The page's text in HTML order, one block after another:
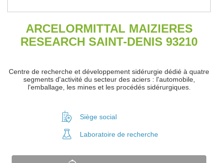
ARCELORMITTAL MAIZIERES
RESEARCH SAINT-DENIS 93210
Centre de recherche et développement sidérurgie dédié à quatre
segments d'activité du secteur des aciers : l'automobile,
l'emballage, les mines et les procédés sidérurgiques.
Siège social
Laboratoire de recherche